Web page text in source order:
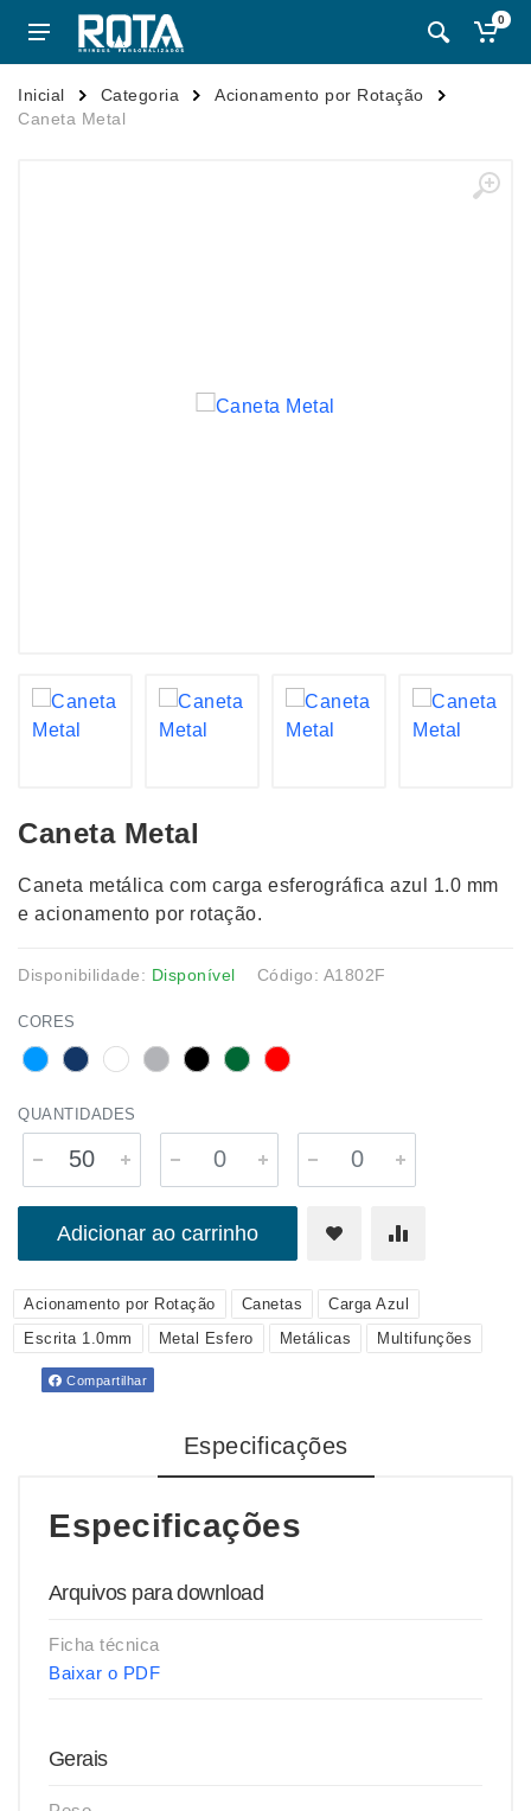
0
Inicial Categoria
Acionamento por Rotação
Caneta Metal
Caneta Metal
Caneta metálica com carga esferográfica azul 1.0 mm
e acionamento por rotação.
Disponibilidade: Disponível Código: A1802F
CORES
QUANTIDADES
Adicionar ao carrinho
Acionamento por Rotação Canetas
Carga Azul
Escrita 1.0mm
Metal Esfero Metálicas Multifunções
Compartilhar
Especificações
Especificações
Arquivos para download
Ficha técnica
Baixar o PDF
Gerais